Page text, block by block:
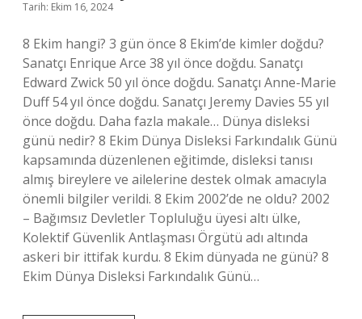
Tarih: Ekim 16, 2024
8 Ekim hangi? 3 gün önce 8 Ekim’de kimler doğdu?
Sanatçı Enrique Arce 38 yıl önce doğdu. Sanatçı
Edward Zwick 50 yıl önce doğdu. Sanatçı Anne-Marie
Duff 54 yıl önce doğdu. Sanatçı Jeremy Davies 55 yıl
önce doğdu. Daha fazla makale… Dünya disleksi
günü nedir? 8 Ekim Dünya Disleksi Farkındalık Günü
kapsamında düzenlenen eğitimde, disleksi tanısı
almış bireylere ve ailelerine destek olmak amacıyla
önemli bilgiler verildi. 8 Ekim 2002’de ne oldu? 2002
– Bağımsız Devletler Topluluğu üyesi altı ülke,
Kolektif Güvenlik Antlaşması Örgütü adı altında
askeri bir ittifak kurdu. 8 Ekim dünyada ne günü? 8
Ekim Dünya Disleksi Farkındalık Günü…